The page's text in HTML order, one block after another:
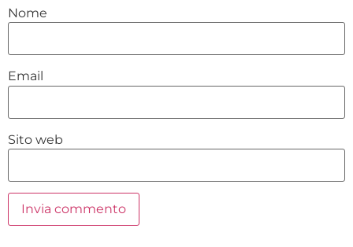
Nome
Email
Sito web